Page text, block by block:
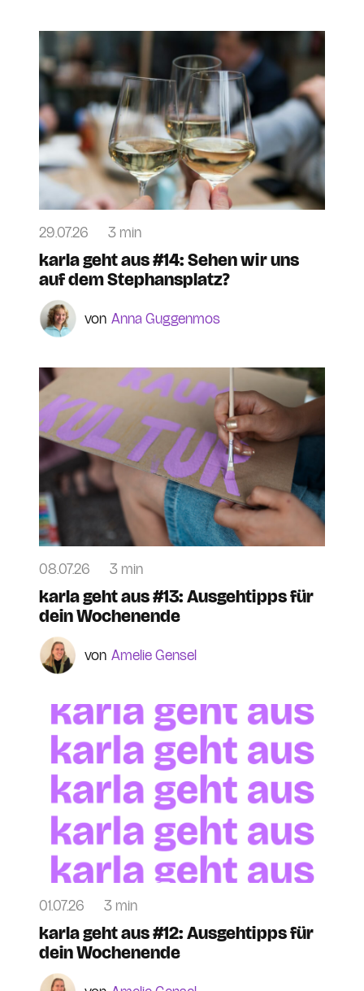
29.07.26 3 min
karla geht aus #14: Sehen wir uns
auf dem Stephansplatz?
Anna Guggenmos
08.07.26 3 min
karla geht aus #13: Ausgehtipps für
dein Wochenende
Amelie Gensel
01.07.26 3 min
karla geht aus #12: Ausgehtipps für
dein Wochenende